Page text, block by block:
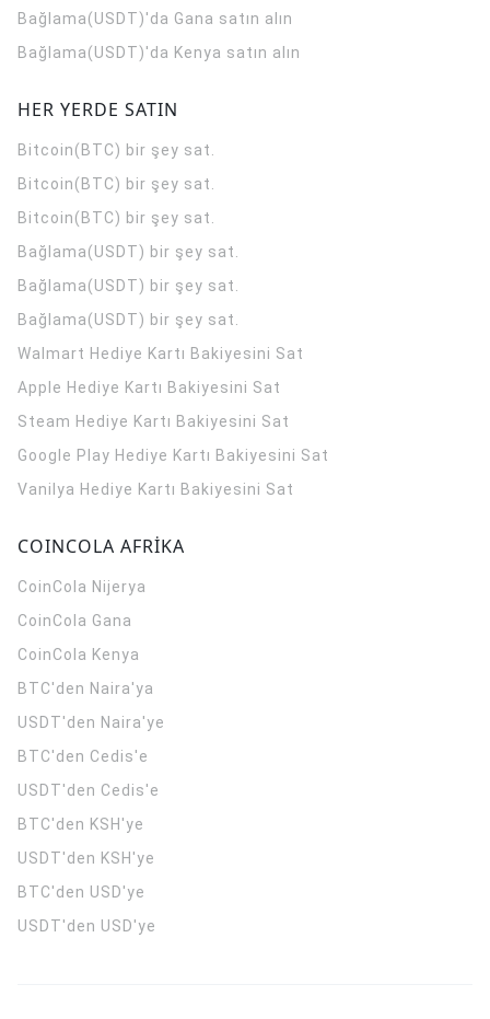
Bağlama(USDT)'da Gana satın alın
Bağlama(USDT)'da Kenya satın alın
HER YERDE SATIN
Bitcoin(BTC) bir şey sat.
Bitcoin(BTC) bir şey sat.
Bitcoin(BTC) bir şey sat.
Bağlama(USDT) bir şey sat.
Bağlama(USDT) bir şey sat.
Bağlama(USDT) bir şey sat.
Walmart Hediye Kartı Bakiyesini Sat
Apple Hediye Kartı Bakiyesini Sat
Steam Hediye Kartı Bakiyesini Sat
Google Play Hediye Kartı Bakiyesini Sat
Vanilya Hediye Kartı Bakiyesini Sat
COINCOLA AFRİKA
CoinCola Nijerya
CoinCola Gana
CoinCola Kenya
BTC'den Naira'ya
USDT'den Naira'ye
BTC'den Cedis'e
USDT'den Cedis'e
BTC'den KSH'ye
USDT'den KSH'ye
BTC'den USD'ye
USDT'den USD'ye